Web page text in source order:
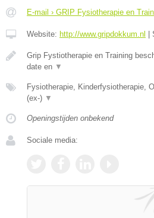
E-mail › GRIP Fysiotherapie en
Website: http://www.gripdokkum.nl
Grip Fystiotherapie en Training
date en ▼
Fysiotherapie, Kinderfysiotherapie,
(ex-) ▼
Openingstijden onbekend
Sociale media: